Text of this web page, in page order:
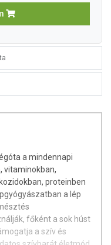
a mindennapi
vitaminokban,
proteinben
a lép
főként a sok húst
a szív és